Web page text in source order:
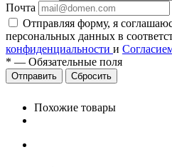
Почта
Отправляя форму, я
персональных данных в
конфиденциальности и
* — Обязательные поля
Сбросить
Похожие товары